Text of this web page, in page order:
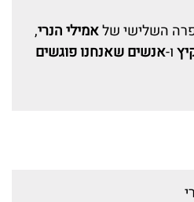
השלישי שלאמילי הנרי,
ו-אנשים שאנחנו פוגשים